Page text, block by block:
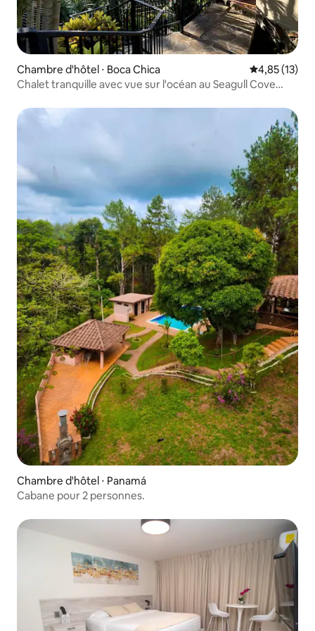
Chambre d'hôtel ⋅ Boca Chica Évaluation
4,85 (13)
Chalet tranquille avec vue sur l'océan au Seagull Cove
Chambre d'hôtel ⋅ Panamá
Cabane pour 2 personnes.